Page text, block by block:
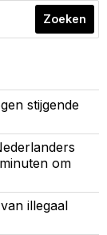
Zoeken
stijgende
om
illegaal